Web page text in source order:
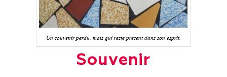
Un souvenir perdu, mais qui reste présent dans son esprit.
Souvenir